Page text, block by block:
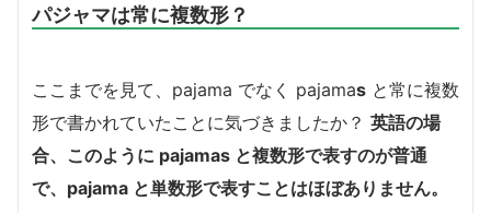
パジャマは常に複数形？
ここまでを見て、pajama でなく pajamas と常に複数
形で書かれていたことに気づきましたか？ 英語の場
合、このように pajamas と複数形で表すのが普通
で、pajama と単数形で表すことはほぼありません。